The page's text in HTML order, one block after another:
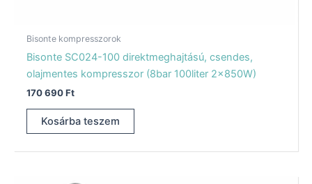
Bisonte kompresszorok
Bisonte SC024-100 direktmeghajtású, csendes,
olajmentes kompresszor (8bar 100liter 2x850W)
170 690Ft
Kosárba teszem